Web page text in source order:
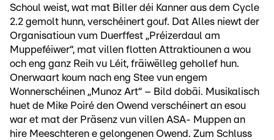
Schoul weist, wat mat Biller déi Kanner aus dem Cycle
2.2 gemolt hunn, verschéinert gouf. Dat Alles niewt der
Organisatioun vum Duerffest „Préizerdaul am
Muppeféiwer“, mat villen flotten Attraktiounen a wou
och eng ganz Reih vu Léit, fräiwëlleg gehollef hun.
Onerwaart koum nach eng Stee vun engem
Wonnerschéinen „Munoz Art“ – Bild dobäi. Musikalisch
huet de Mike Poiré den Owend verschéinert an esou
war et mat der Präsenz vun villen ASA- Muppen an
hire Meeschteren e gelongenen Owend. Zum Schluss